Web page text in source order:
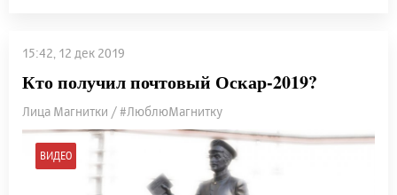
15:42, 12 дек 2019
Кто получил почтовый Оскар-2019?
Лица Магнитки / #ЛюблюМагнитку
ВИДЕО